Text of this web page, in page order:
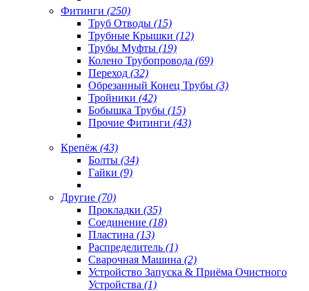
Фитинги (250)
Труб Отводы (15)
Трубные Крышки (12)
Трубы Муфты (19)
Колено Трубопровода (69)
Переход (32)
Обрезанный Конец Трубы (3)
Тройники (42)
Бобышка Трубы (15)
Прочие Фитинги (43)
Крепёж (43)
Болты (34)
Гайки (9)
Другие (70)
Прокладки (35)
Соединение (18)
Пластина (13)
Распределитель (1)
Сварочная Машина (2)
Устройство Запуска & Приёма Очистного
Устройства (1)